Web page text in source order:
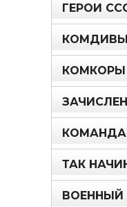
ГЕРОИ
КОМДИВЫ
КОМКОРЫ
ТАК
ВОЕННЫЙ